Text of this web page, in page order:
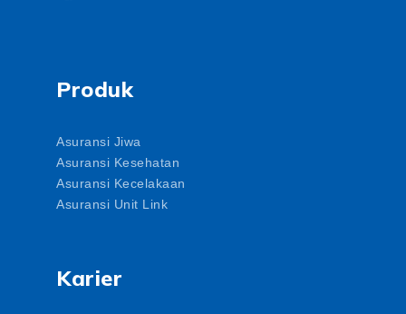
Produk
Asuransi Jiwa
Asuransi Kesehatan
Asuransi Kecelakaan
Asuransi Unit Link
Karier